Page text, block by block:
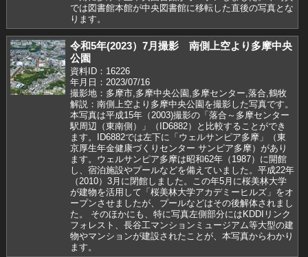
では図書館本館が中央図書館に移転した直後の写真とな
ります。
令和5年(2023）7月撮影 南側上空より多摩中央
公園
資料ID：16226
年月日：2023/07/16
撮影地：多摩市,多摩中央公園,多摩センター,落合,鶴牧
解説：南側上空より多摩中央公園を撮影した写真です。
本写真は平成15年（2003)撮影の「落合～多摩センター
駅周辺（東南側）」（ID6882）と比較することができ
ます。ID6882では左下に「ウェルサンピア多摩」（東
京厚生年金健康づくりセンター サンピア多摩）があり
ます。ウェルサンピア多摩は昭和62年（1987）に開館
し、宿泊施設やプールなどを備えていました。平成22年
（2010）3月に閉館しました。この年5月に桜美林大学
が建物を活用して「桜美林大学アカデミーヒルズ」をオ
ープンさせましたが、プールなどはその後解体されまし
た。 そのほかにも、特に写真左側部分にはKDDIリンク
フォレスト、長谷工マンションミュージアム等大型の建
物やマンションが建設されたことが、本写真からわかり
ます。